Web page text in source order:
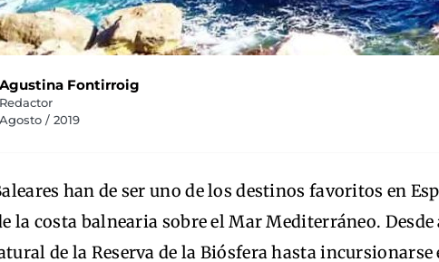
Agustina Fontirroig
Redactor
Agosto / 2019
han de ser uno de los destinos favoritos en
la costa balnearia sobre el Mar Mediterráneo. Desde
de la Reserva de la Biósfera hasta incursionarse